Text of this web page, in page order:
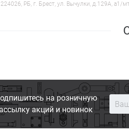
РБ, г. Брест, ул. Вычулки, д.129А, a1/
на розничную
акций и новинок